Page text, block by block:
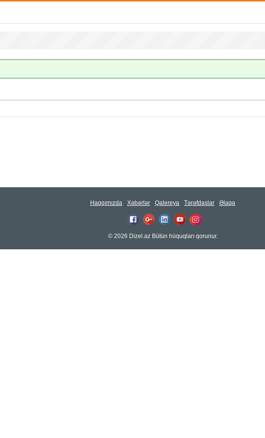
Haqqımızda Xəbərlər Qalereya Tərəfdaşlar Əlaqə
© 2026 Dizel.az Bütün hüquqları qorunur.